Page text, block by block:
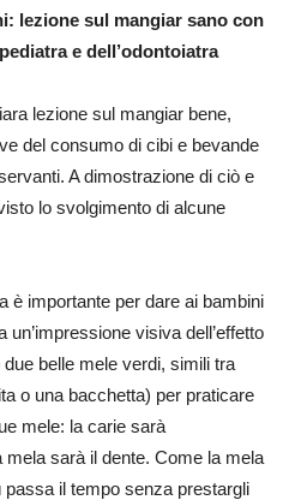
lezione sul mangiar sano con
e dell’odontoiatra
lezione sul mangiar bene,
del consumo di cibi e bevande
A dimostrazione di ciò e
lo svolgimento di alcune
è importante per dare ai bambini
un’impressione visiva dell’effetto
belle mele verdi, simili tra
o una bacchetta) per praticare
mele: la carie sarà
sarà il dente. Come la mela
passa il tempo senza prestargli